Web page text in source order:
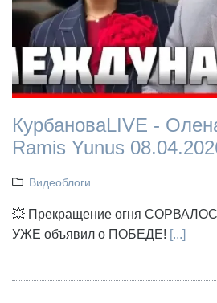
КурбановаLIVE -
Ramis Yunus
Видеоблоги
💥 Прекращение огня
УЖЕ объявил о ПОБЕДЕ! [...]